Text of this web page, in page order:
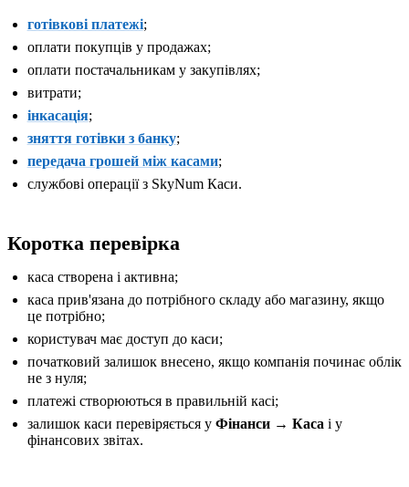
готівкові платежі;
оплати покупців у продажах;
оплати постачальникам у закупівлях;
витрати;
інкасація;
зняття готівки з банку;
передача грошей між касами;
службові операції з SkyNum Каси.
Коротка перевірка
каса створена і активна;
каса прив'язана до потрібного складу або магазину, якщо
це потрібно;
користувач має доступ до каси;
початковий залишок внесено, якщо компанія починає облік
не з нуля;
платежі створюються в правильній касі;
залишок каси перевіряється у Фінанси → Каса і у
фінансових звітах.